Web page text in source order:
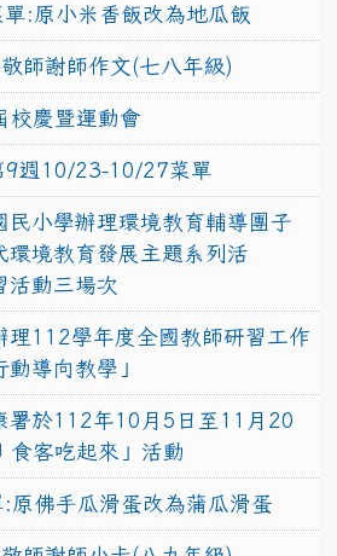
:原小米香飯改為地瓜飯
師謝師作文(七八年級)
校慶暨運動會
9週10/23-10/27菜單
民小學辦理環境教育輔導團子
環境教育發展主題系列活
活動三場次
理112學年度全國教師研習工作
導向教學」
署於112年10月5日至11月20
食客吃起來」活動
原佛手瓜滑蛋改為蒲瓜滑蛋